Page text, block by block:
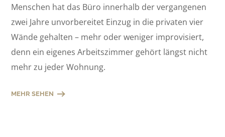
Menschen hat das Büro innerhalb der vergangenen
zwei Jahre unvorbereitet Einzug in die privaten vier
Wände gehalten – mehr oder weniger improvisiert,
denn ein eigenes Arbeitszimmer gehört längst nicht
mehr zu jeder Wohnung.
MEHR SEHEN